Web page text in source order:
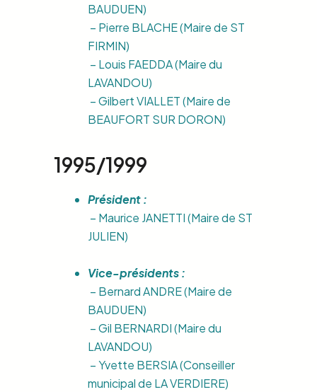
BAUDUEN)
– Pierre BLACHE (Maire de ST
FIRMIN)
– Louis FAEDDA (Maire du
LAVANDOU)
– Gilbert VIALLET (Maire de
BEAUFORT SUR DORON)
1995/1999
Président :
– Maurice JANETTI (Maire de ST
JULIEN)
Vice-présidents :
– Bernard ANDRE (Maire de
BAUDUEN)
– Gil BERNARDI (Maire du
LAVANDOU)
– Yvette BERSIA (Conseiller
municipal de LA VERDIERE)